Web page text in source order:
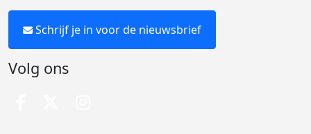
Schrijf je in voor de nieuwsbrief
Volg ons